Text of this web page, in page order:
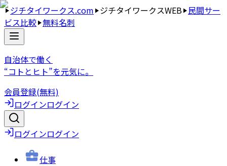
ジチタイワークス.com ジチタイワークスWEB 民間サー
ビス比較 無料名刺
自治体で働く
“コトとヒト”を元気に。
会員登録(無料)
ログインログイン
ログインログイン
仕事